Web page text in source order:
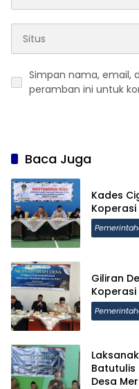
Simpan nama, email,
peramban ini untuk
Baca Juga
Kades
Koperasi
Giliran
Koperasi
Batutulis
Desa